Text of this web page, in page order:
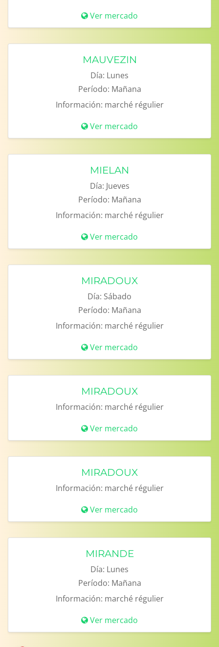
Ver mercado
MAUVEZIN
Día: Lunes
Período: Mañana
Información: marché régulier
Ver mercado
MIELAN
Día: Jueves
Período: Mañana
Información: marché régulier
Ver mercado
MIRADOUX
Día: Sábado
Período: Mañana
Información: marché régulier
Ver mercado
MIRADOUX
Información: marché régulier
Ver mercado
MIRADOUX
Información: marché régulier
Ver mercado
MIRANDE
Día: Lunes
Período: Mañana
Información: marché régulier
Ver mercado